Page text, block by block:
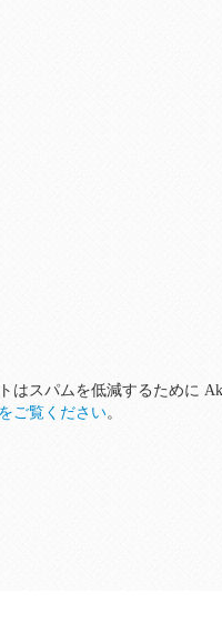
はスパムを低減するために
ご覧ください。